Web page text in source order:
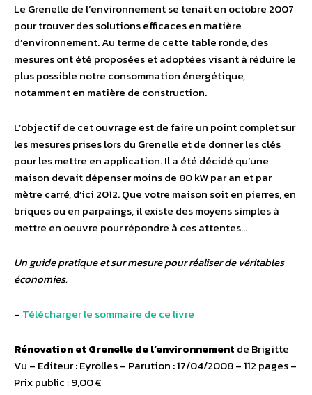
Le Grenelle de l’environnement se tenait en octobre 2007
pour trouver des solutions efficaces en matière
d’environnement. Au terme de cette table ronde, des
mesures ont été proposées et adoptées visant à réduire le
plus possible notre consommation énergétique,
notamment en matière de construction.
L’objectif de cet ouvrage est de faire un point complet sur
les mesures prises lors du Grenelle et de donner les clés
pour les mettre en application. Il a été décidé qu’une
maison devait dépenser moins de 80 kW par an et par
mètre carré, d’ici 2012. Que votre maison soit en pierres, en
briques ou en parpaings, il existe des moyens simples à
mettre en oeuvre pour répondre à ces attentes…
Un guide pratique et sur mesure pour réaliser de véritables
économies.
– Télécharger le sommaire de ce livre
Rénovation et Grenelle de l’environnement de Brigitte
Vu – Editeur : Eyrolles – Parution : 17/04/2008 – 112 pages –
Prix public : 9,00 €